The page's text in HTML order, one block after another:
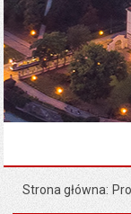
Strona główna